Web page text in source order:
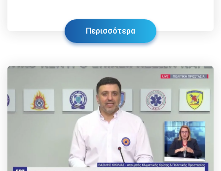
Περισσότερα